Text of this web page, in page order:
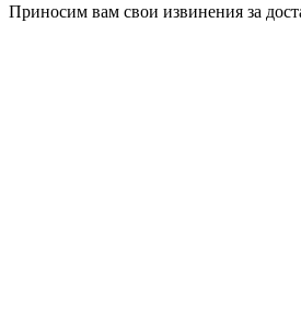
Приносим вам свои извинения за